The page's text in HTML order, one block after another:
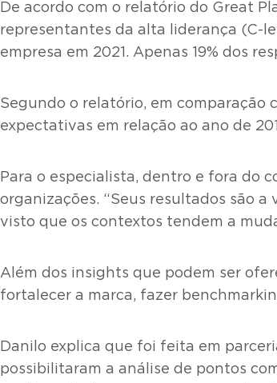
De acordo com o relatório do Great
representantes da alta liderança (C-
empresa em 2021. Apenas 19% dos
Segundo o relatório, em comparação
expectativas em relação ao ano de
Para o especialista, dentro e fora do
organizações. “Seus resultados são
visto que os contextos tendem a
Além dos insights que podem ser
fortalecer a marca, fazer
Danilo explica que foi feita em
possibilitaram a análise de pontos